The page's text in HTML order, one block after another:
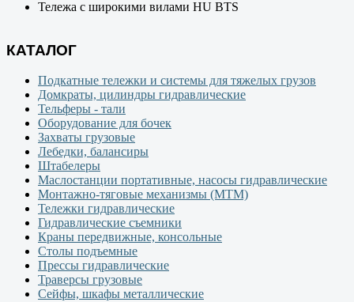
Тележа с широкими вилами HU BTS
КАТАЛОГ
Подкатные тележки и системы для тяжелых грузов
Домкраты, цилиндры гидравлические
Тельферы - тали
Оборудование для бочек
Захваты грузовые
Лебедки, балансиры
Штабелеры
Маслостанции портативные, насосы гидравлические
Монтажно-тяговые механизмы (МТМ)
Тележки гидравлические
Гидравлические съемники
Краны передвижные, консольные
Столы подъемные
Прессы гидравлические
Траверсы грузовые
Сейфы, шкафы металлические